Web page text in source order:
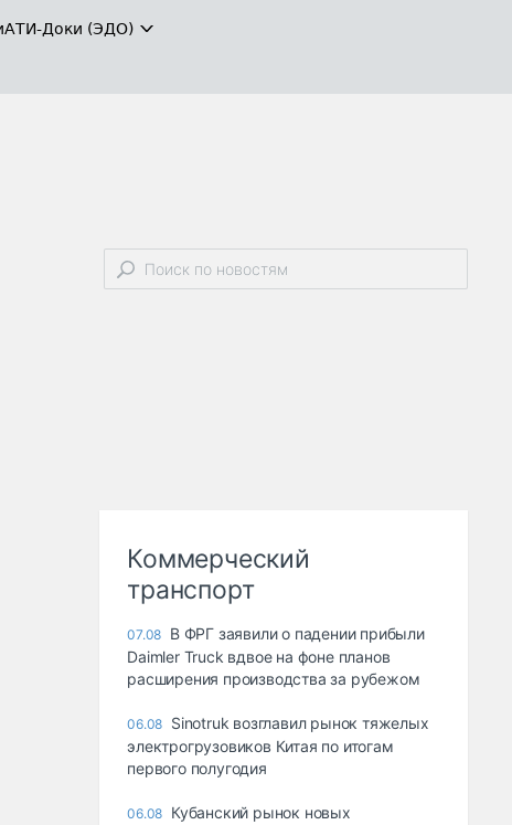
АТИ-Доки (ЭДО)
Коммерческий
транспорт
07.08 В ФРГ заявили о падении прибыли
Daimler Truck вдвое на фоне планов
расширения производства за рубежом
06.08 Sinotruk возглавил рынок тяжелых
электрогрузовиков Китая по итогам
первого полугодия
06.08 Кубанский рынок новых